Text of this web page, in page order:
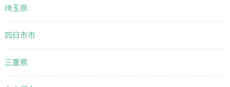
埼玉県
四日市市
三重県